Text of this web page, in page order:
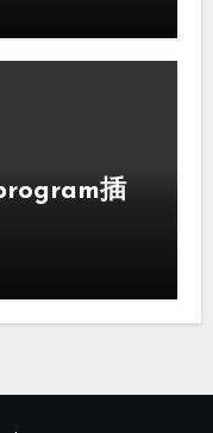
插